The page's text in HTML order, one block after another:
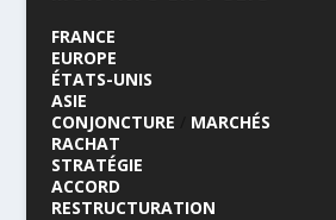
FRANCE
EUROPE
ÉTATS-UNIS
ASIE
CONJONCTURE
MARCHÉS
RACHAT
STRATÉGIE
ACCORD
RESTRUCTURATION